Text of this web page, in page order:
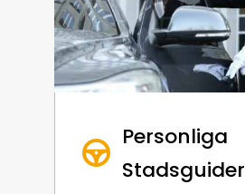
Personliga
Stadsguider